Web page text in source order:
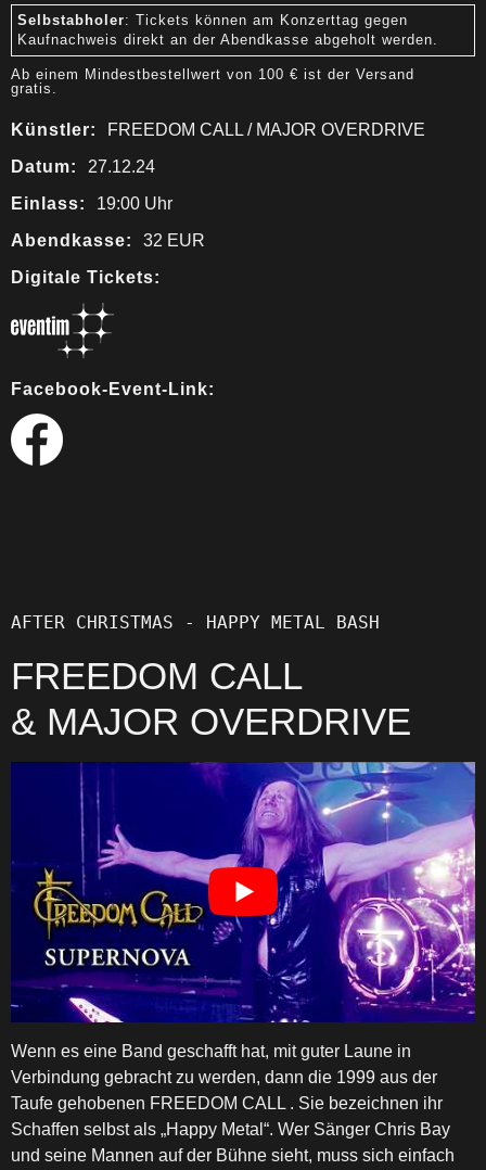
Selbstabholer: Tickets können am Konzerttag gegen
Kaufnachweis direkt an der Abendkasse abgeholt werden.
Ab einem Mindestbestellwert von 100 € ist der Versand
gratis.
Künstler:
FREEDOM CALL / MAJOR OVERDRIVE
Datum:
27.12.24
Einlass:
19:00 Uhr
Abendkasse:
32 EUR
Digitale Tickets:
Facebook-Event-Link:
AFTER CHRISTMAS - HAPPY METAL BASH
FREEDOM CALL
& MAJOR OVERDRIVE
Wenn es eine Band geschafft hat, mit guter Laune in
Verbindung gebracht zu werden, dann die 1999 aus der
Taufe gehobenen FREEDOM CALL . Sie bezeichnen ihr
Schaffen selbst als „Happy Metal“. Wer Sänger Chris Bay
und seine Mannen auf der Bühne sieht, muss sich einfach